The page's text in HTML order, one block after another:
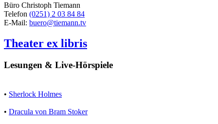
Büro Christoph Tiemann
Telefon (0251) 2 03 84 84
E-Mail: buero@tiemann.tv
Theater ex libris
Lesungen & Live-Hörspiele
• Sherlock Holmes
• Dracula von Bram Stoker